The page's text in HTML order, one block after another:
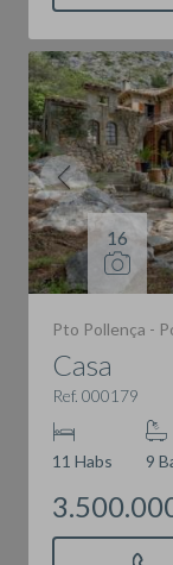
16
Pto Pollença -
Casa
Ref. 000179
11 Habs 9